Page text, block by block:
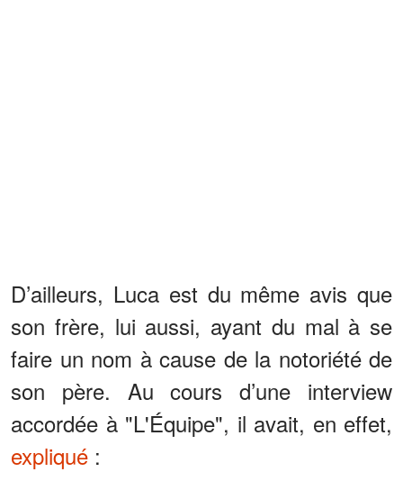
D’ailleurs, Luca est du même avis que
son frère, lui aussi, ayant du mal à se
faire un nom à cause de la notoriété de
son père. Au cours d’une interview
accordée à "L'Équipe", il avait, en effet,
expliqué :